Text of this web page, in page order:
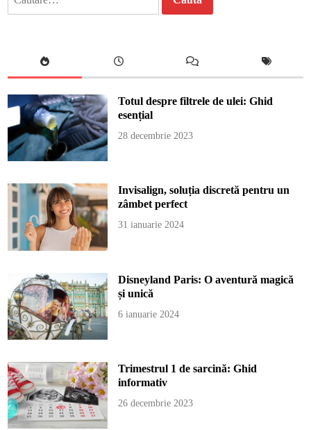
Totul despre filtrele de ulei: Ghid
esențial
28 decembrie 2023
Invisalign, soluția discretă pentru un
zâmbet perfect
31 ianuarie 2024
Disneyland Paris: O aventură magică
și unică
6 ianuarie 2024
Trimestrul 1 de sarcină: Ghid
informativ
26 decembrie 2023